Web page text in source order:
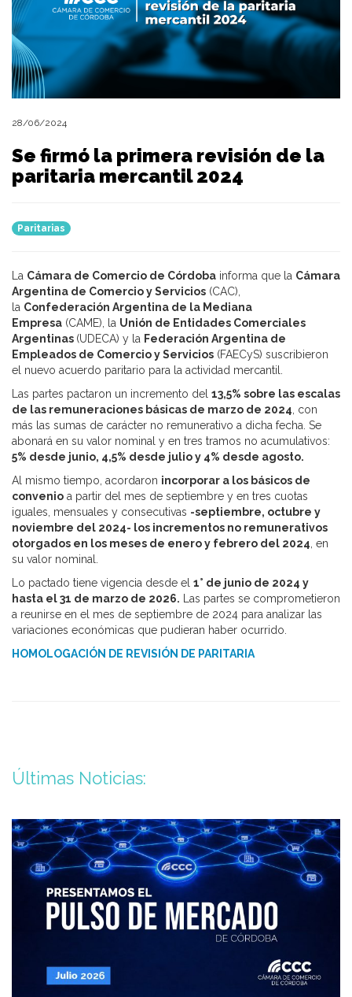
28/06/2024
Se firmó la primera revisión de la
paritaria mercantil 2024
Paritarias
La Cámara de Comercio de Córdoba informa que la Cámara
Argentina de Comercio y Servicios (CAC),
la Confederación Argentina de la Mediana
Empresa (CAME), la Unión de Entidades Comerciales
Argentinas (UDECA) y la Federación Argentina de
Empleados de Comercio y Servicios (FAECyS) suscribieron
el nuevo acuerdo paritario para la actividad mercantil.
Las partes pactaron un incremento del 13,5% sobre las escalas
de las remuneraciones básicas de marzo de 2024 , con
más las sumas de carácter no remunerativo a dicha fecha. Se
abonará en su valor nominal y en tres tramos no acumulativos:
5% desde junio, 4,5% desde julio y 4% desde agosto.
Al mismo tiempo, acordaron incorporar a los básicos de
convenio a partir del mes de septiembre y en tres cuotas
iguales, mensuales y consecutivas -septiembre, octubre y
noviembre del 2024- los incrementos no remunerativos
otorgados en los meses de enero y febrero del 2024 , en
su valor nominal.
Lo pactado tiene vigencia desde el 1° de junio de 2024 y
hasta el 31 de marzo de 2026. Las partes se comprometieron
a reunirse en el mes de septiembre de 2024 para analizar las
variaciones económicas que pudieran haber ocurrido.
HOMOLOGACIÓN DE REVISIÓN DE PARITARIA
Últimas Noticias: